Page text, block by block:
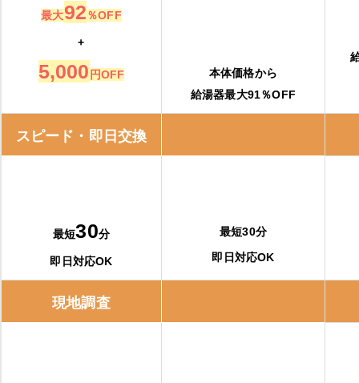
最大92％OFF
+
5,000 円OFF
本体価格から
給湯器最大91％OFF
スピード・即日交換
最短30分
即日対応OK
最短30分
即日対応OK
現地調査